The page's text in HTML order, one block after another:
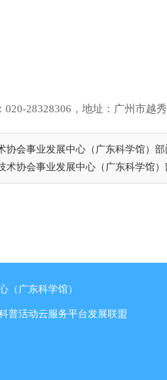
020-28328306，地址：广州市越
协会事业发展中心（广东科学馆）
术协会事业发展中心（广东科学馆
（广东科学馆）
普活动云服务平台发展联盟